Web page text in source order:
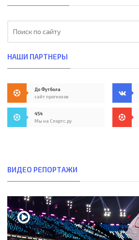
НАШИ ПАРТНЕРЫ
До Футбола
сайт прогнозов
454
Мы на Спортс.ру
ВИДЕО РЕПОРТАЖИ